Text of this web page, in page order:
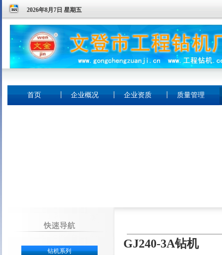
2026年8月7日 星期五
首页 企业概况 企业资质 质量管理
GJ240-3A钻机
钻机系列